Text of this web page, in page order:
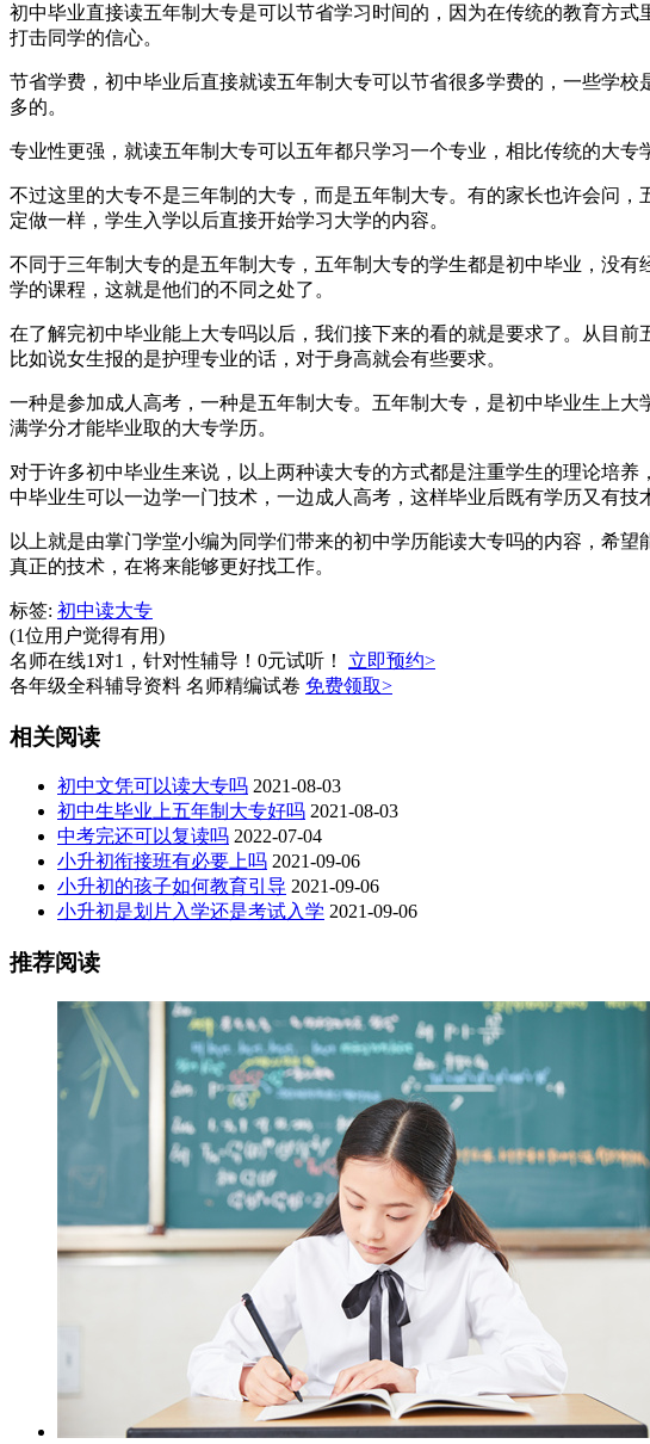
初中毕业直接读五年制大专是可以节省学习时间的，因为在传统的教育方
打击同学的信心。
节省学费，初中毕业后直接就读五年制大专可以节省很多学费的，一些学
多的。
专业性更强，就读五年制大专可以五年都只学习一个专业，相比传统的大专
不过这里的大专不是三年制的大专，而是五年制大专。有的家长也许会问
定做一样，学生入学以后直接开始学习大学的内容。
不同于三年制大专的是五年制大专，五年制大专的学生都是初中毕业，没
学的课程，这就是他们的不同之处了。
在了解完初中毕业能上大专吗以后，我们接下来的看的就是要求了。从目
比如说女生报的是护理专业的话，对于身高就会有些要求。
一种是参加成人高考，一种是五年制大专。五年制大专，是初中毕业生上
满学分才能毕业取的大专学历。
对于许多初中毕业生来说，以上两种读大专的方式都是注重学生的理论培
中毕业生可以一边学一门技术，一边成人高考，这样毕业后既有学历又有技
以上就是由掌门学堂小编为同学们带来的初中学历能读大专吗的内容，希
真正的技术，在将来能够更好找工作。
标签: 初中读大专
(1位用户觉得有用)
名师在线1对1，针对性辅导！0元试听！
立即预约>
各年级全科辅导资料 名师精编试卷 免费领取>
相关阅读
初中文凭可以读大专吗 2021-08-03
初中生毕业上五年制大专好吗 2021-08-03
中考完还可以复读吗 2022-07-04
小升初衔接班有必要上吗 2021-09-06
小升初的孩子如何教育引导 2021-09-06
小升初是划片入学还是考试入学 2021-09-06
推荐阅读